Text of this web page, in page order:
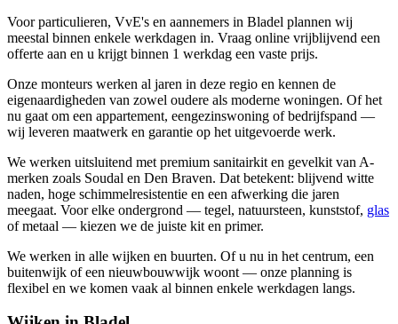
Voor particulieren, VvE's en aannemers in Bladel plannen wij
meestal binnen enkele werkdagen in. Vraag online vrijblijvend een
offerte aan en u krijgt binnen 1 werkdag een vaste prijs.
Onze monteurs werken al jaren in deze regio en kennen de
eigenaardigheden van zowel oudere als moderne woningen. Of het
nu gaat om een appartement, eengezinswoning of bedrijfspand —
wij leveren maatwerk en garantie op het uitgevoerde werk.
We werken uitsluitend met premium sanitairkit en gevelkit van A-
merken zoals Soudal en Den Braven. Dat betekent: blijvend witte
naden, hoge schimmelresistentie en een afwerking die jaren
meegaat. Voor elke ondergrond — tegel, natuursteen, kunststof, glas
of metaal — kiezen we de juiste kit en primer.
We werken in alle wijken en buurten. Of u nu in het centrum, een
buitenwijk of een nieuwbouwwijk woont — onze planning is
flexibel en we komen vaak al binnen enkele werkdagen langs.